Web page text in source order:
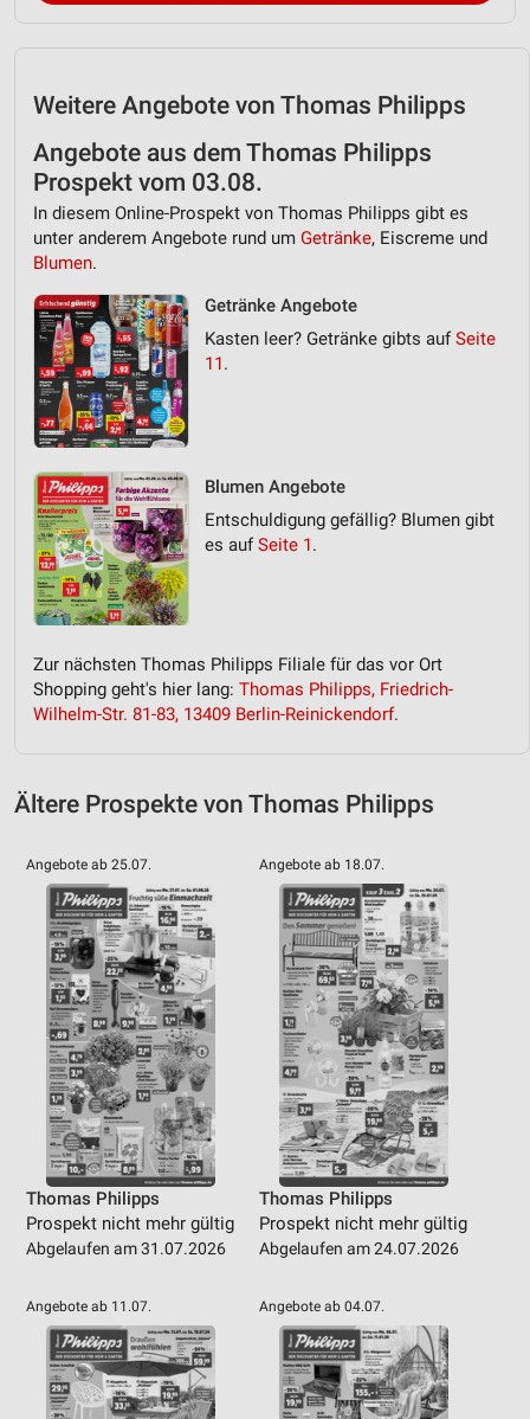
Weitere Angebote von Thomas Philipps
Angebote aus dem Thomas Philipps
Prospekt vom 03.08.
In diesem Online-Prospekt von Thomas Philipps gibt es
unter anderem Angebote rund um Getränke, Eiscreme und
Blumen.
Getränke Angebote
Kasten leer? Getränke gibts aufSeite
11.
Blumen Angebote
Entschuldigung gefällig? Blumen gibt
es aufSeite 1.
Zur nächsten Thomas Philipps Filiale für das vor Ort
Shopping geht's hier lang: Thomas Philipps, Friedrich-
Wilhelm-Str. 81-83, 13409 Berlin-Reinickendorf.
Ältere Prospekte von Thomas Philipps
Angebote ab 25.07.
Thomas Philipps
Prospekt nicht mehr gültig
Abgelaufen am 31.07.2026
Angebote ab 18.07.
Thomas Philipps
Prospekt nicht mehr gültig
Abgelaufen am 24.07.2026
Angebote ab 11.07. Angebote ab 04.07.
personalisierter Inhalte
Messung der Werbeleistung
Messung der Performance von Inhalten
Analyse von Zielgruppen durch Statistiken oder
Kombinationen von Daten aus verschiedenen
Quellen
Entwicklung und Verbesserung der Angebote
Verwendung reduzierter Daten zur Auswahl von
IAB-Besonderheiten:
Verwendung genauer Standortdaten
Geräte anhand von aktiv angeforderten
Informationen identifizieren
Notwendig
Performance